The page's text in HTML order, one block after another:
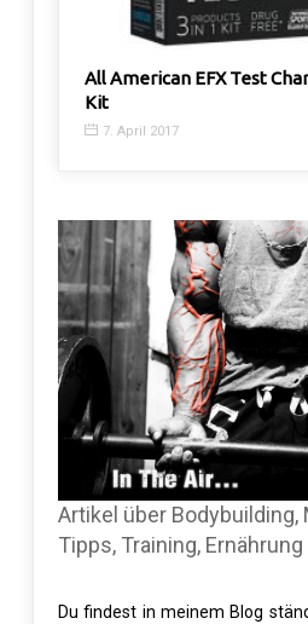
All American EFX Test
Kit
7. April 2017
Artikel über Bodybuilding,
Tipps, Training,
Du findest in meinem Blog